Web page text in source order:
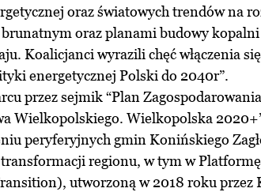
oraz światowych trendów na
oraz planami budowy kopalni
Koalicjanci wyrazili chęć włączenia
energetycznej Polski do 2040r”.
przez sejmik “Plan Zagospodarowania
Wielkopolskiego. Wielkopolska
peryferyjnych gmin Konińskiego
regionu, w tym w Platformę
utworzoną w 2018 roku przez